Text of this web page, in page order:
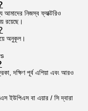
নিজস্ব ফ্যাক্টরিও
রয়েছে।
অনুকূল।
দক্ষিণ পূর্ব এশিয়া এবং আরও
ইউপিএস বা এয়ার / সি দ্বারা